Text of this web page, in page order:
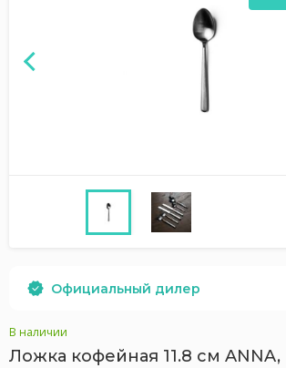
Официальный дилер
В наличии
Ложка кофейная 11.8 см